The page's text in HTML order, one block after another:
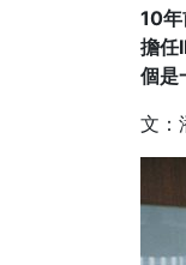
10
擔任
個是
文